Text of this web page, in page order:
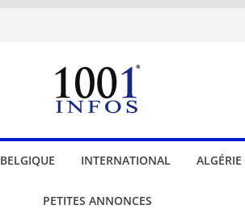
BELGIQUE INTERNATIONAL ALGÉRIE
PETITES ANNONCES